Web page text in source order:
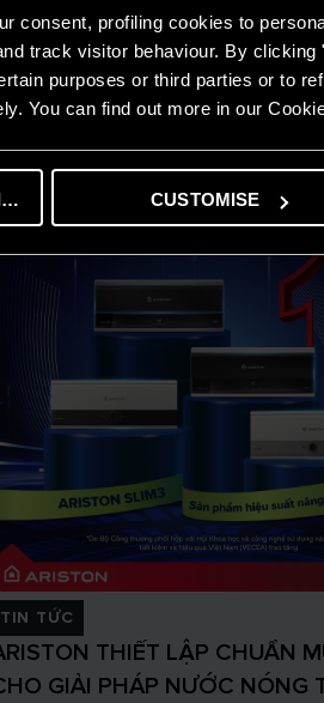
consent, profiling cookies to
track visitor behaviour. By
purposes or third parties or to
You can find out more in our
CUSTOMISE
cảnh biến đổi khí hậu ngày càng
hơn, mang lại lợi ích lâu dài cho môi
TIN TỨC
THIẾT LẬP CHUẨN
GIẢI PHÁP NƯỚC NÓNG